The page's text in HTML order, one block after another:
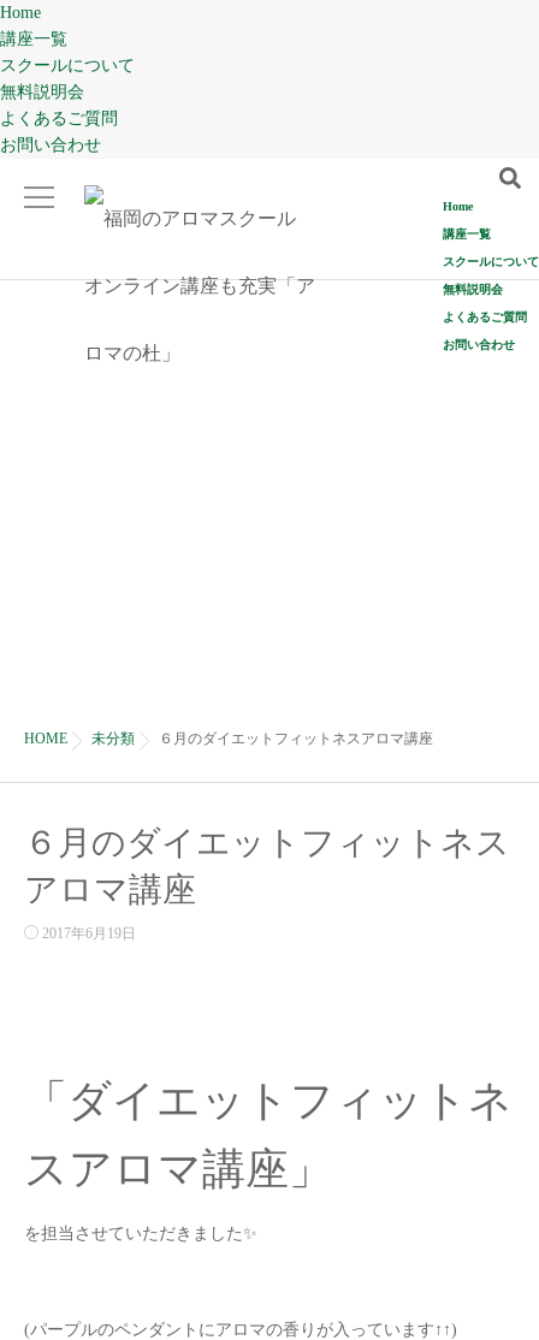
Home
講座一覧
スクールについて
無料説明会
よくあるご質問
お問い合わせ
Home
講座一覧
スクールについて
無料説明会
よくあるご質問
お問い合わせ
HOME 未分類 ６月のダイエットフィットネスアロマ講座
６月のダイエットフィットネス
アロマ講座
2017年6月19日
「ダイエットフィットネ
スアロマ講座」
を担当させていただきました✨
(パープルのペンダントにアロマの香りが入っています↑↑)